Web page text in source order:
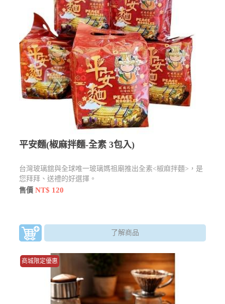
平安麵(椒麻拌麵-全素 3包入)
台灣玻璃舘與全球唯一玻璃媽祖廟推出全素<椒麻拌麵>，是
您拜拜、送禮的好選擇。
售價NT$ 120
了解商品
商城限定優惠